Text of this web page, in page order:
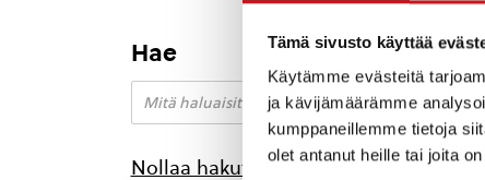
Tämä sivusto käyttää
Käytämme evästeitä
ja kävijämäärämme
kumppaneillemme tietoja
olet antanut heille tai joita
Hae
Nollaa hakutulokset